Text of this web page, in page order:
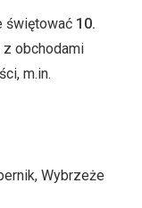
świętować 10.
obchodami
m.in.
Wybrzeże